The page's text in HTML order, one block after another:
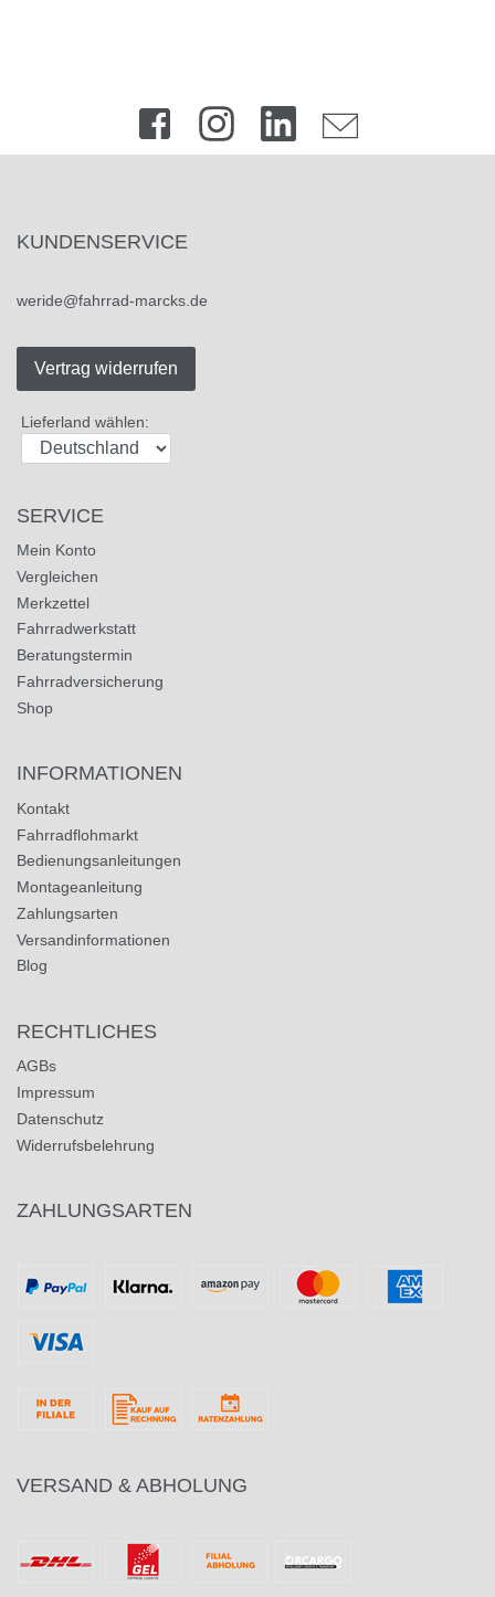
KUNDENSERVICE
weride@fahrrad-marcks.de
Vertrag widerrufen
Lieferland wählen:
SERVICE
Mein Konto
Vergleichen
Merkzettel
Fahrradwerkstatt
Beratungstermin
Fahrradversicherung
Shop
INFORMATIONEN
Kontakt
Fahrradflohmarkt
Bedienungsanleitungen
Montageanleitung
Zahlungsarten
Versandinformationen
Blog
RECHTLICHES
AGBs
Impressum
Datenschutz
Widerrufsbelehrung
ZAHLUNGSARTEN
VERSAND & ABHOLUNG